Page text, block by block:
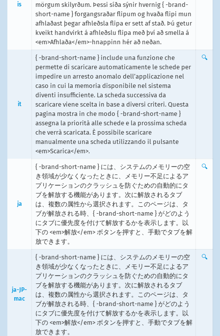
is
mörgum skilyrðum. Þessi síða sýnir hvernig { -brand-
short-name } forgangsraðar flipum og hvaða flipi mun
afhlaðast þegar afhleðsla flipa er sett af stað. Þú getur
kveikt handvirkt á afhleðslu flipa með því að smella á
<em>Afhlaða</em>-hnappinn hér að neðan.
it
{ -brand-short-name } include una funzione che
permette di scaricare automaticamente le schede per
impedire un arresto anomalo dell’applicazione nel
caso in cui la memoria disponibile nel sistema
diventi insufficiente. La scheda successiva da
scaricare viene scelta in base a diversi criteri. Questa
pagina mostra in che modo { -brand-short-name }
assegna la priorità alle schede e la prossima scheda
che verrà scaricata. È possibile scaricare
manualmente una scheda utilizzando il pulsante
<em>Scarica</em>.
🔍
ja
{ -brand-short-name } には、システムのメモリーの空
き領域が少なくなったときに、メモリー不足によるア
プリケーションのクラッシュを防ぐための自動的にタ
ブを解放する機能があります。次に解放されるタブ
は、複数の属性から選択されます。このページは、タ
ブが解放される時、{ -brand-short-name } がどのよう
にタブに優先度を付けて解放するかを表示します。以
下の <em>解放</em> ボタンを押すと、手動でタブを解
放できます。
🔍
ja-JP-
mac
{ -brand-short-name } には、システムのメモリーの空
き領域が少なくなったときに、メモリー不足によるア
プリケーションのクラッシュを防ぐための自動的にタ
ブを解放する機能があります。次に解放されるタブ
は、複数の属性から選択されます。このページは、タ
ブが解放される時、{ -brand-short-name } がどのよう
にタブに優先度を付けて解放するかを表示します。以
下の <em>解放</em> ボタンを押すと、手動でタブを解
放できます。
🔍